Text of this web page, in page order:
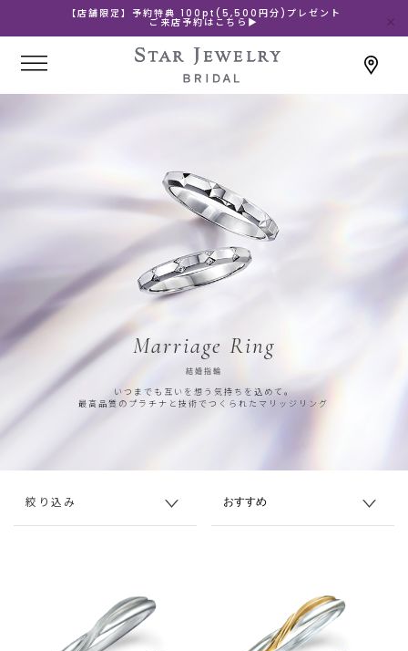
【店舗限定】予約特典 100pt(5,500円分)プレゼント
ご来店予約はこちら▶
Marriage Ring
結婚指輪
いつまでも互いを想う気持ちを込めて。
最高品質のプラチナと技術でつくられたマリッジリング
絞り込み